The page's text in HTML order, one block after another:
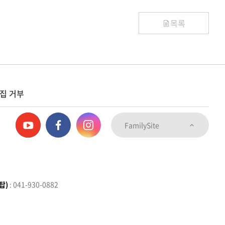
목록
거부
) : 041-930-0882
FamilySite